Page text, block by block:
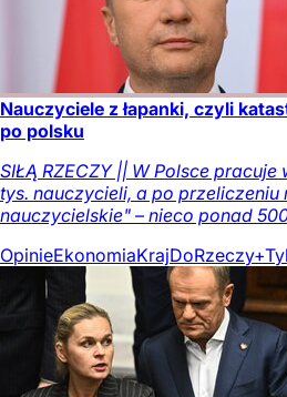
Nauczyciele z łapanki, czyli
po polsku
SIŁĄ RZECZY || W Polsce
tys. nauczycieli, a po przeliczeniu
nauczycielskie" – nieco ponad
OpinieEkonomiaKrajDoRzeczy+